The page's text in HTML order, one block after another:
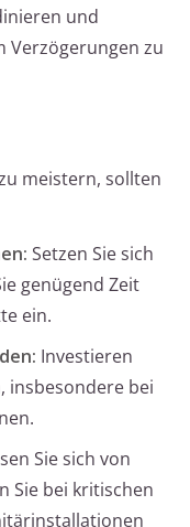
und
zu
meistern, sollten
Setzen Sie sich
genügend Zeit
ein.
Investieren
insbesondere bei
Sie sich von
Sie bei kritischen